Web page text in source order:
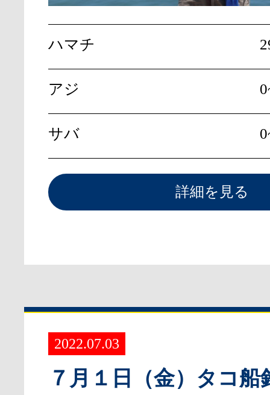
ハマチ
アジ
サバ
詳細を見る
2022.07.03
７月１日（金）タコ船